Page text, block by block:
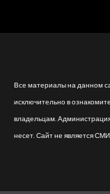
Все материалы на данном
исключительно в
владельцам.
несет. Сайт не является